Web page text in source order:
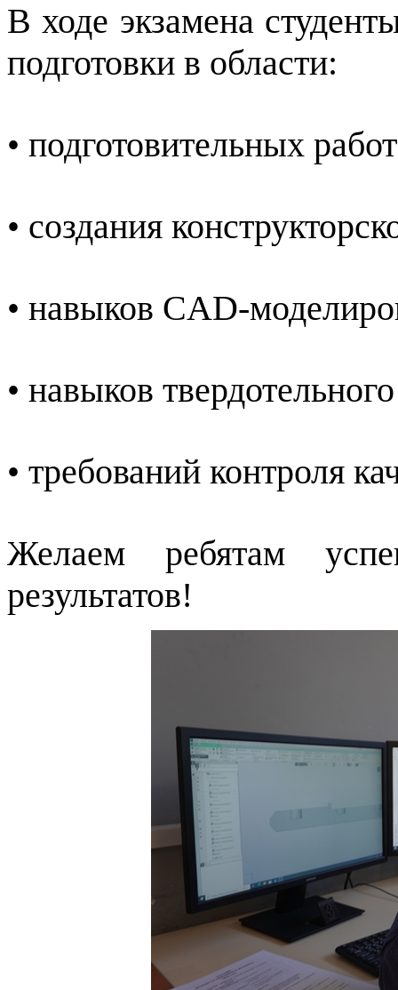
В ходе экзамена
подготовки в области:
• подготовительных
• создания
• навыков CAD-
• навыков
• требований контроля
Желаем ребятам
результатов!